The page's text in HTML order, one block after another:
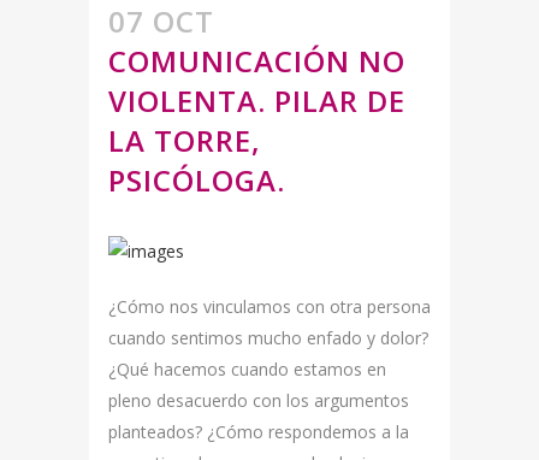
07 OCT
COMUNICACIÓN NO
VIOLENTA. PILAR DE
LA TORRE,
PSICÓLOGA.
¿Cómo nos vinculamos con otra persona
cuando sentimos mucho enfado y dolor?
¿Qué hacemos cuando estamos en
pleno desacuerdo con los argumentos
planteados? ¿Cómo respondemos a la